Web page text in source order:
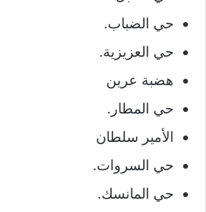
حي الضباب.
حي العزيزية.
هضبة عرين
حي المطار.
الأمير سلطان
حي السروات.
حي المانسك.